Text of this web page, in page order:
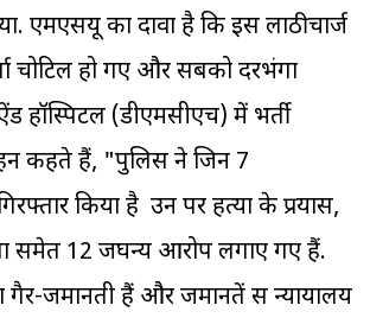
एमएसयू का दावा है कि इस लाठीचार्ज
चोटिल हो गए और सबको दरभंगा
हॉस्पिटल (डीएमसीएच) में भर्ती
कहते हैं, "पुलिस ने जिन 7
किया है उन पर हत्या के प्रयास,
समेत 12 जघन्य आरोप लगाए गए हैं.
जमानती हैं और जमानतें सत्र न्यायालय